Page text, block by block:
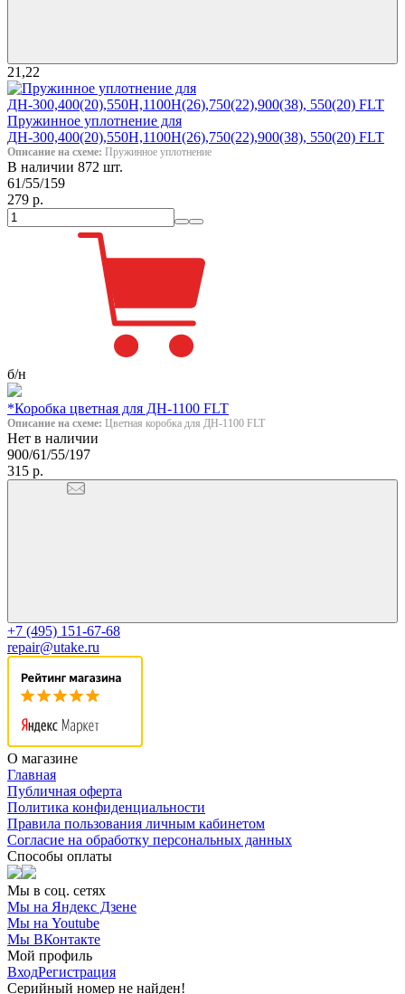
21,22
Пружинное уплотнение для
ДН-300,400(20),550Н,1100Н(26),750(22),900(38), 550(20) FLT
Описание на схеме: Пружинное уплотнение
В наличии 872 шт.
61/55/159
279 р.
б/н
*Коробка цветная для ДН-1100 FLT
Описание на схеме: Цветная коробка для ДН-1100 FLT
Нет в наличии
900/61/55/197
315 р.
+7 (495) 151-67-68
repair@utake.ru
О магазине
Главная
Публичная оферта
Политика конфиденциальности
Правила пользования личным кабинетом
Согласие на обработку персональных данных
Способы оплаты
Мы в соц. сетях
Мы на Яндекс Дзене
Мы на Youtube
Мы ВКонтакте
Мой профиль
ВходРегистрация
Серийный номер не найден!